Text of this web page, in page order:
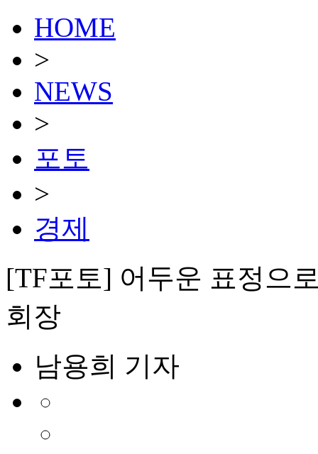
HOME
>
NEWS
>
포토
>
경제
[TF포토] 어두운 표정으
회장
남용희 기자